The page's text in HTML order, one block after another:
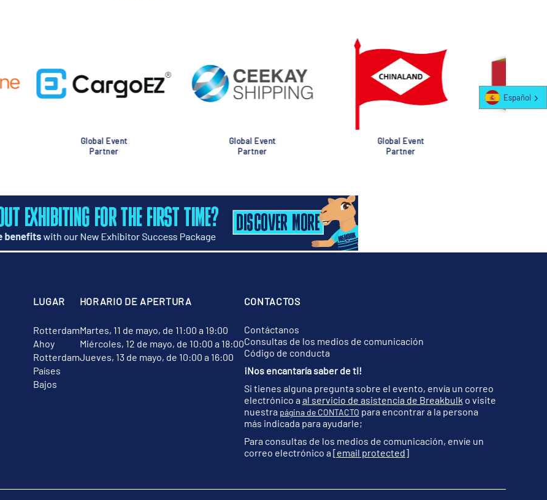
Global Event
Partner
Global Event
Partner
Global Event
Partner
LUGAR
Rotterdam
Ahoy
Rotterdam
Países
Bajos
HORARIO DE APERTURA
Martes, 11 de mayo, de 11:00 a 19:00
Miércoles, 12 de mayo, de 10:00 a 18:00
Jueves, 13 de mayo, de 10:00 a 16:00
CONTACTOS
Contáctanos
Consultas de los medios de comunicación
Código de conducta
¡Nos encantaría saber de ti!
Si tienes alguna pregunta sobre el evento, envía un correo
electrónico a al servicio de asistencia de Breakbulk o visite
nuestra página de CONTACTO para encontrar a la persona
más indicada para ayudarle;
Para consultas de los medios de comunicación, envíe un
correo electrónico a [email protected]
Español